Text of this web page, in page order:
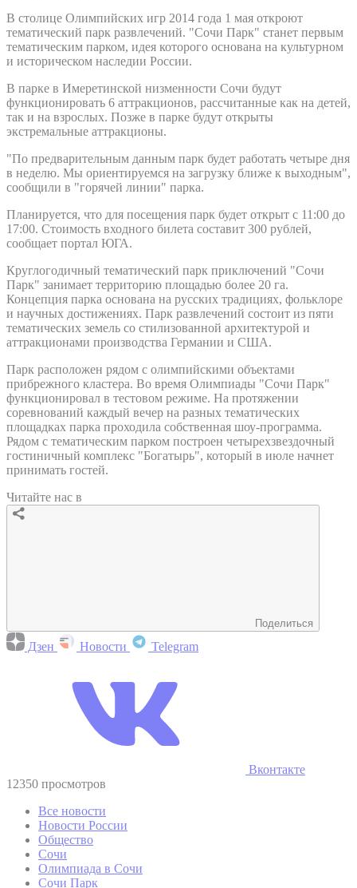
В столице Олимпийских игр 2014 года 1 мая откроют
тематический парк развлечений. "Сочи Парк" станет первым
тематическим парком, идея которого основана на культурном
и историческом наследии России.
В парке в Имеретинской низменности Сочи будут
функционировать 6 аттракционов, рассчитанные как на детей,
так и на взрослых. Позже в парке будут открыты
экстремальные аттракционы.
"По предварительным данным парк будет работать четыре дня
в неделю. Мы ориентируемся на загрузку ближе к выходным",
сообщили в "горячей линии" парка.
Планируется, что для посещения парк будет открыт с 11:00 до
17:00. Стоимость входного билета составит 300 рублей,
сообщает портал ЮГА.
Круглогодичный тематический парк приключений "Сочи
Парк" занимает территорию площадью более 20 га.
Концепция парка основана на русских традициях, фольклоре
и научных достижениях. Парк развлечений состоит из пяти
тематических земель со стилизованной архитектурой и
аттракционами производства Германии и США.
Парк расположен рядом с олимпийскими объектами
прибрежного кластера. Во время Олимпиады "Сочи Парк"
функционировал в тестовом режиме. На протяжении
соревнований каждый вечер на разных тематических
площадках парка проходила собственная шоу-программа.
Рядом с тематическим парком построен четырехзвездочный
гостиничный комплекс "Богатырь", который в июле начнет
принимать гостей.
Читайте нас в
Поделиться
Дзен Новости Telegram
Вконтакте
12350 просмотров
Все новости
Новости России
Общество
Сочи
Олимпиада в Сочи
Сочи Парк